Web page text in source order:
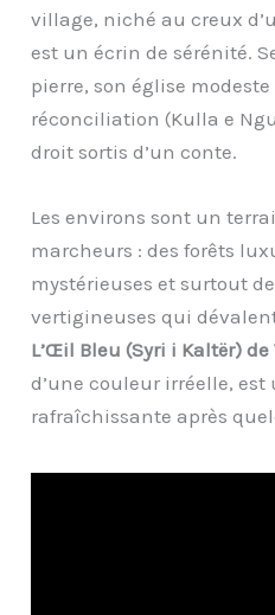
village, niché au creux
est un écrin de sérénité.
pierre, son église
réconciliation (Kulla e
droit sortis d’un conte.
Les environs sont un
marcheurs : des forêts
mystérieuses et surtout
vertigineuses qui
L’Œil Bleu (Syri i Kaltër)
d’une couleur irréelle, est
rafraîchissante après